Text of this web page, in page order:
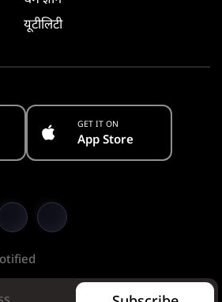
यूटीलिटी
GET IT ON
App Store